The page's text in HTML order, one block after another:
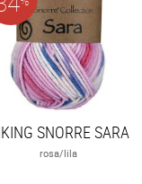
SNORRE SARA
rosa/lila